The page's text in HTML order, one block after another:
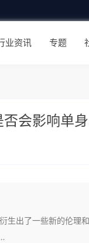
业资讯 专题
会影响单身
生出了一些新的伦理